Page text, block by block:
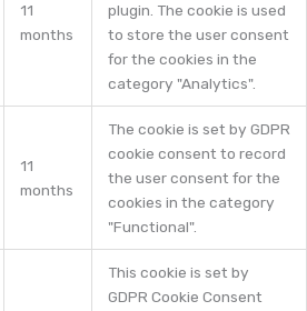
11
months
plugin. The cookie is used
to store the user consent
for the cookies in the
category "Analytics".
11
months
The cookie is set by GDPR
cookie consent to record
the user consent for the
cookies in the category
"Functional".
This cookie is set by
GDPR Cookie Consent